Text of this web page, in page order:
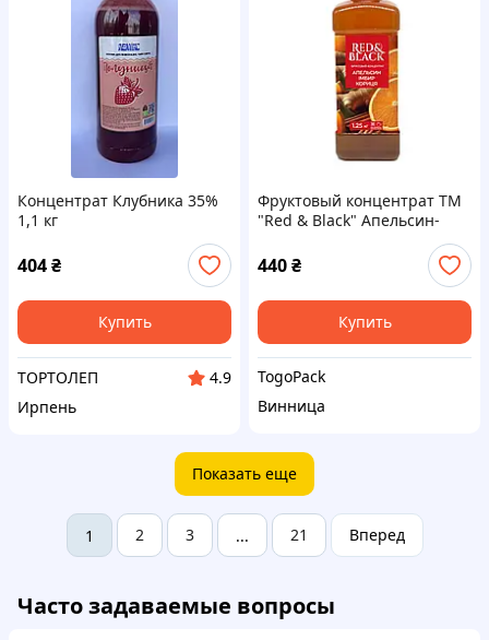
Концентрат Клубника 35%
1,1 кг
404₴
Купить
ТОРТОЛЕП
4.9
Ирпень
Фруктовый концентрат ТМ
"Red & Black" Апельсин-
бутылка,1250г
440₴
Купить
TogoPack
Винница
Показать еще
1 2 3 ... 21 Вперед
Часто задаваемые вопросы